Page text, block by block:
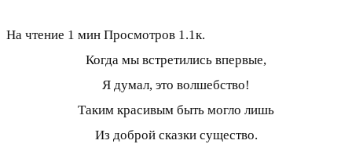
На чтение 1 мин Просмотров 1.1к.
Когда мы встретились впервые,
Я думал, это волшебство!
Таким красивым быть могло лишь
Из доброй сказки существо.